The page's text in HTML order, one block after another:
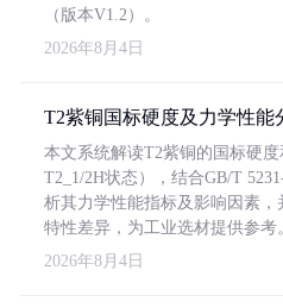
（版本V1.2）。
2026年8月4日
T2紫铜国标硬度及力学性能
本文系统解读T2紫铜的国标硬
T2_1/2H状态），结合GB/T
析其力学性能指标及影响因素
特性差异，为工业选材提供参考
2026年8月4日